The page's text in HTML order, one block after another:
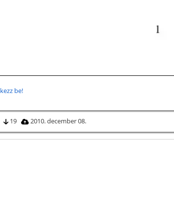
be!
19 2010. december 08.